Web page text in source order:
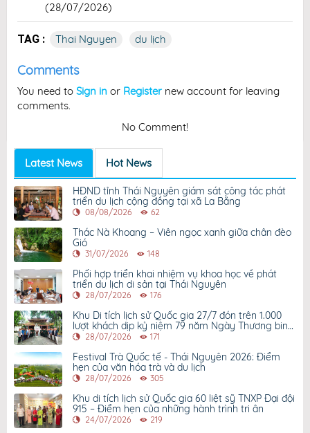
(28/07/2026)
TAG : Thai Nguyen du lịch
Comments
You need to Sign in or Register new account for leaving
comments.
No Comment!
Latest News Hot News
HĐND tỉnh Thái Nguyên giám sát công tác phát
triển du lịch cộng đồng tại xã La Bằng
08/08/2026 62
Thác Nà Khoang – Viên ngọc xanh giữa chân đèo
Gió
31/07/2026 148
Phối hợp triển khai nhiệm vụ khoa học về phát
triển du lịch di sản tại Thái Nguyên
28/07/2026 176
Khu Di tích lịch sử Quốc gia 27/7 đón trên 1.000
lượt khách dịp kỷ niệm 79 năm Ngày Thương binh
- Liệt sỹ
28/07/2026 171
Festival Trà Quốc tế - Thái Nguyên 2026: Điểm
hẹn của văn hóa trà và du lịch
28/07/2026 305
Khu di tích lịch sử Quốc gia 60 liệt sỹ TNXP Đại đội
915 – Điểm hẹn của những hành trình tri ân
24/07/2026 219